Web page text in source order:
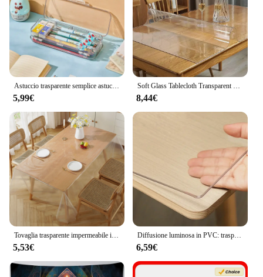
5,99€ 8,44€
Tovaglia trasparente impermeabile in PE semplice e sottile resistente allo sporco e alla tovaglia decorativa resistente all'olio
5,53€
Diffusione luminosa in PVC: trasparente, non colpita dall'acqua, adatta per tutti i giorni
6,59€